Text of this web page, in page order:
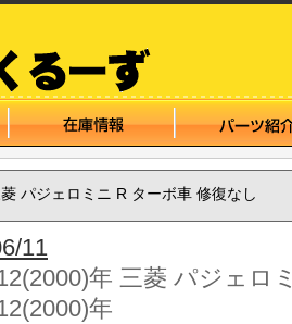
パジェロミニ R ターボ車 修復なし
11
年 三菱 パジェロ
年